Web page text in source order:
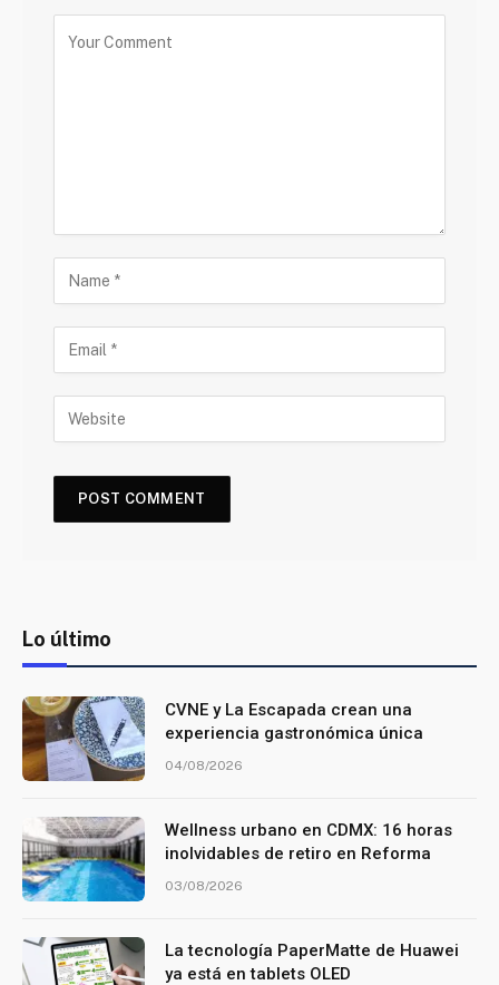
Lo último
CVNE y La Escapada crean una
experiencia gastronómica única
04/08/2026
Wellness urbano en CDMX: 16 horas
inolvidables de retiro en Reforma
03/08/2026
La tecnología PaperMatte de Huawei
ya está en tablets OLED